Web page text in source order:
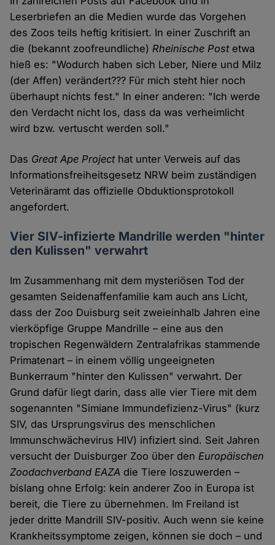
Leserbriefen an die Medien wurde das Vorgehen
des Zoos teils heftig kritisiert. In einer Zuschrift an
die (bekannt zoofreundliche)Rheinische Postetwa
hieß es: "Wodurch haben sich Leber, Niere und Milz
(der Affen) verändert??? Für mich steht hier noch
überhaupt nichts fest." In einer anderen: "Ich werde
den Verdacht nicht los, dass da was verheimlicht
wird bzw. vertuscht werden soll."
Das Great Ape Projecthat unter Verweis auf das
Informationsfreiheitsgesetz NRW beim zuständigen
Veterinäramt das offizielle Obduktionsprotokoll
angefordert.
Vier SIV-infizierte Mandrille werden "hinter
den Kulissen" verwahrt
Im Zusammenhang mit dem mysteriösen Tod der
gesamten Seidenaffenfamilie kam auch ans Licht,
dass der Zoo Duisburg seit zweieinhalb Jahren eine
vierköpfige Gruppe Mandrille – eine aus den
tropischen Regenwäldern Zentralafrikas stammende
Primatenart – in einem völlig ungeeigneten
Bunkerraum "hinter den Kulissen" verwahrt. Der
Grund dafür liegt darin, dass alle vier Tiere mit dem
sogenannten "Simiane Immundefizienz-Virus" (kurz
SIV, das Ursprungsvirus des menschlichen
Immunschwächevirus HIV) infiziert sind. Seit Jahren
versucht der Duisburger Zoo über denEuropäischen
Zoodachverband EAZA die Tiere loszuwerden –
bislang ohne Erfolg: kein anderer Zoo in Europa ist
bereit, die Tiere zu übernehmen. Im Freiland ist
jeder dritte Mandrill SIV-positiv. Auch wenn sie keine
Krankheitssymptome zeigen, können sie doch – und